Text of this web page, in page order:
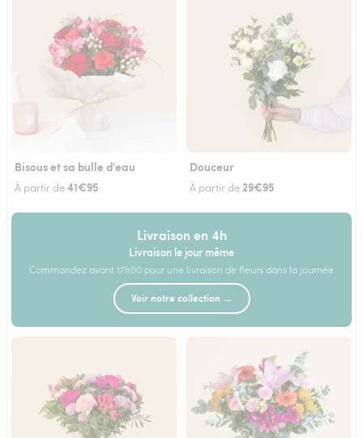
Bisous et sa bulle d'eau
À partir de41€95
Douceur
À partir de 29€95
Livraison en 4h
Livraison le jour même
Commandez avant 17h00 pour une livraison de fleurs dans la journée
Voir notre collection →